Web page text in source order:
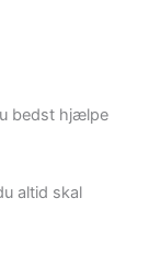
bedst hjælpe
altid skal